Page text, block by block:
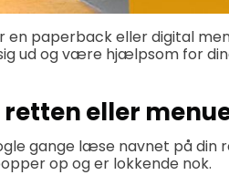
en paperback eller digital
ud og være hjælpsom for
retten eller
gange læse navnet på din
op og er lokkende nok.